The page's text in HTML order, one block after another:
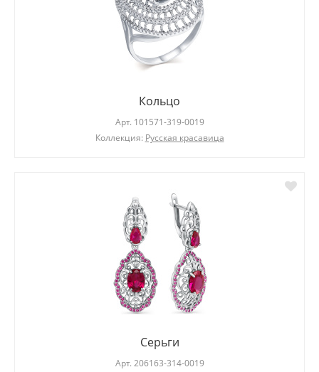
Кольцо
Арт. 101571-319-0019
Коллекция: Русская красавица
Серьги
Арт. 206163-314-0019